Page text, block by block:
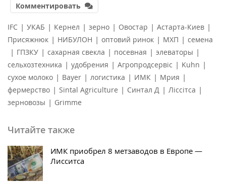
Комментировать
IFC | УКАБ | Кернел | зерно | Овостар | Астарта-Киев |
Присяжнюк | НИБУЛОН | оптовий ринок | МХП | семена
| ГПЗКУ | сахарная свекла | посевная | элеваторы |
сельхозтехника | удобрения | Агропродсервіс | Kuhn |
сухое молоко | Bayer | логистика | ИМК | Мрия |
фермерство | Sintal Agriculture | Синтал Д | Ліссітса |
зерновозы | Grimme
Читайте также
ИМК приобрел 8 метзаводов в Европе —
Лисситса